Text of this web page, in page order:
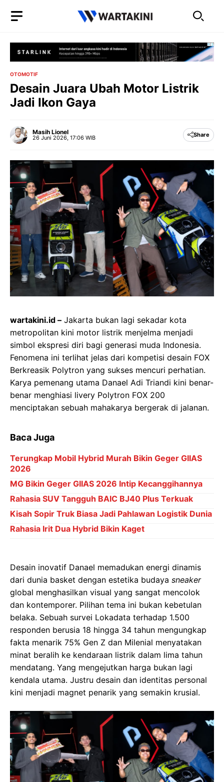
OTOMOTIF
Desain Juara Ubah Motor Listrik
Jadi Ikon Gaya
Masih Lionel
26 Juni 2026, 17:06 WIB Share
wartakini.id – Jakarta bukan lagi sekadar kota
metropolitan kini motor listrik menjelma menjadi
simbol ekspresi diri bagi generasi muda Indonesia.
Fenomena ini terlihat jelas dari kompetisi desain FOX
Berkreasik Polytron yang sukses mencuri perhatian.
Karya pemenang utama Danael Adi Triandi kini benar-
benar menghiasi livery Polytron FOX 200
menciptakan sebuah mahakarya bergerak di jalanan.
Baca Juga
Terungkap Mobil Hybrid Murah Bikin Geger GIIAS
2026
MG Bikin Geger GIIAS 2026 Intip Kecanggihannya
Rahasia SUV Tangguh BAIC BJ40 Plus Terkuak
Kisah Sopir Truk Biasa Jadi Pahlawan Logistik Dunia
Rahasia Irit Dua Hybrid Bikin Kaget
Desain inovatif Danael memadukan energi dinamis
dari dunia basket dengan estetika budaya sneaker
global menghasilkan visual yang sangat mencolok
dan kontemporer. Pilihan tema ini bukan kebetulan
belaka. Sebuah survei Lokadata terhadap 1.500
responden berusia 18 hingga 34 tahun mengungkap
fakta menarik 75% Gen Z dan Milenial menyatakan
minat beralih ke kendaraan listrik dalam lima tahun
mendatang. Yang mengejutkan harga bukan lagi
kendala utama. Justru desain dan identitas personal
kini menjadi magnet penarik yang semakin krusial.